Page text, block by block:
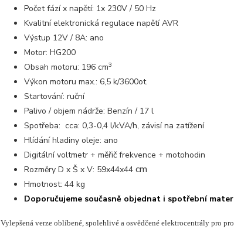
Počet fází x napětí: 1x 230V / 50 Hz
Kvalitní elektronická regulace napětí AVR
Výstup 12V / 8A: ano
Motor: HG200
Obsah motoru: 196 cm3
Výkon motoru max.: 6,5 k/3600ot.
Startování: ruční
Palivo / objem nádrže: Benzín / 17 l
Spotřeba: cca: 0,3-0,4 l/kVA/h, závisí na zatížení
Hlídání hladiny oleje: ano
Digitální voltmetr + měřič frekvence + motohodin
Rozměry D x Š x V: 59x44x44 cm
Hmotnost: 44 kg
Doporučujeme současně objednat i spotřební
Vylepšená verze oblíbené, spolehlivé a osvědčené elektrocentrály pro